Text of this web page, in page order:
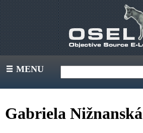
III MENU
Gabriela Nižnanská